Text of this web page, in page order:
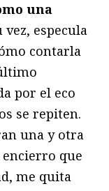
una
vez, especula
contarla
por el eco
se repiten.
una y otra
encierro que
me quita